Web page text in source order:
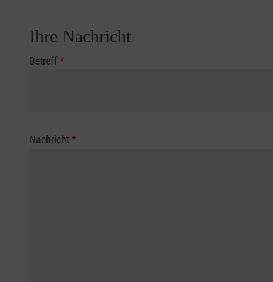
Ihre Nachricht
Betreff*
Nachricht*